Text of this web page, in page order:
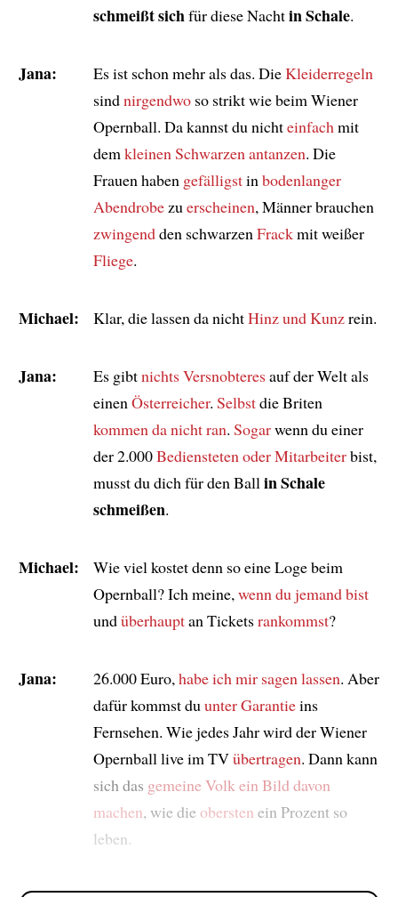
schmeißt sichfür diese Nachtin Schale.
Jana: Es ist schon mehr als das. DieKleiderregeln
sindnirgendwoso strikt wie beim Wiener
Opernball. Da kannst du nichteinfach mit
dem kleinen Schwarzen antanzen. Die
Frauen haben gefälligstin bodenlanger
Abendrobezu erscheinen, Männer brauchen
zwingendden schwarzen Frackmit weißer
Fliege.
Michael: Klar, die lassen da nichtHinz und Kunzrein.
Jana: Es gibtnichts Versnobteresauf der Welt als
einen Österreicher. Selbstdie Briten
kommen da nicht ran. Sogarwenn du einer
der 2.000Bediensteten oder Mitarbeiterbist,
musst du dich für den Ball in Schale
schmeißen.
Michael:
Wie viel kostet denn so eine Loge beim
Opernball? Ich meine, wenn du jemand bist
undüberhauptan Ticketsrankommst?
Jana: 26.000 Euro, habe ich mir sagen lassen. Aber
dafür kommst du unter Garantieins
Fernsehen. Wie jedes Jahr wird der Wiener
Opernball live im TVübertragen. Dann kann
sich das gemeine Volk ein Bild davon
machen, wie die obersten ein Prozent so
leben.